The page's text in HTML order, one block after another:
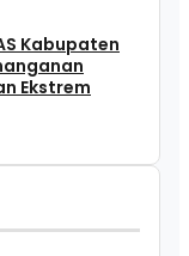
Kabupaten
Ekstrem